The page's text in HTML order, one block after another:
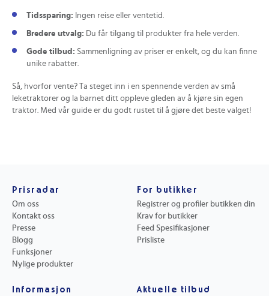
Tidssparing: Ingen reise eller ventetid.
Bredere utvalg: Du får tilgang til produkter fra hele verden.
Gode tilbud: Sammenligning av priser er enkelt, og du kan finne
unike rabatter.
Så, hvorfor vente? Ta steget inn i en spennende verden av små
leketraktorer og la barnet ditt oppleve gleden av å kjøre sin egen
traktor. Med vår guide er du godt rustet til å gjøre det beste valget!
Prisradar
Om oss
Kontakt oss
Presse
Blogg
Funksjoner
Nylige produkter
For butikker
Registrer og profiler butikken din
Krav for butikker
Feed Spesifikasjoner
Prisliste
Informasjon Aktuelle tilbud